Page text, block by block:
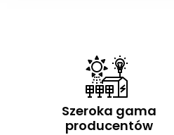
Szeroka gama
producentów